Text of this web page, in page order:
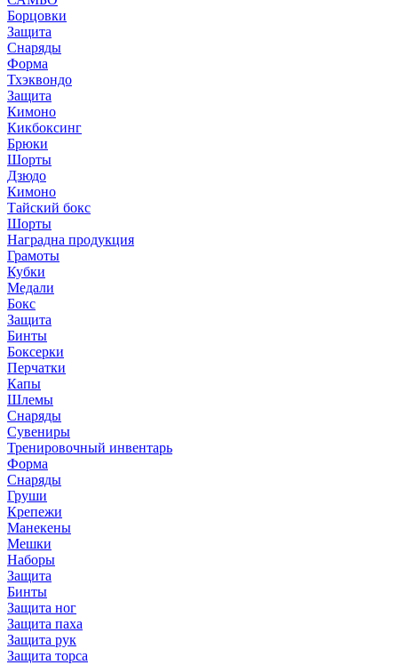
Борцовки
Защита
Снаряды
Форма
Тхэквондо
Защита
Кимоно
Кикбоксинг
Брюки
Шорты
Дзюдо
Кимоно
Тайский бокс
Шорты
Наградна продукция
Грамоты
Кубки
Медали
Бокс
Защита
Бинты
Боксерки
Перчатки
Капы
Шлемы
Снаряды
Сувениры
Тренировочный инвентарь
Форма
Снаряды
Груши
Крепежи
Манекены
Мешки
Наборы
Защита
Бинты
Защита ног
Защита паха
Защита рук
Защита торса